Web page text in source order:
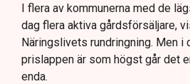
I flera av kommunerna med de
dag flera aktiva gårdsförsäljare,
Näringslivets rundringning. Men i
prislappen är som högst går det
enda.